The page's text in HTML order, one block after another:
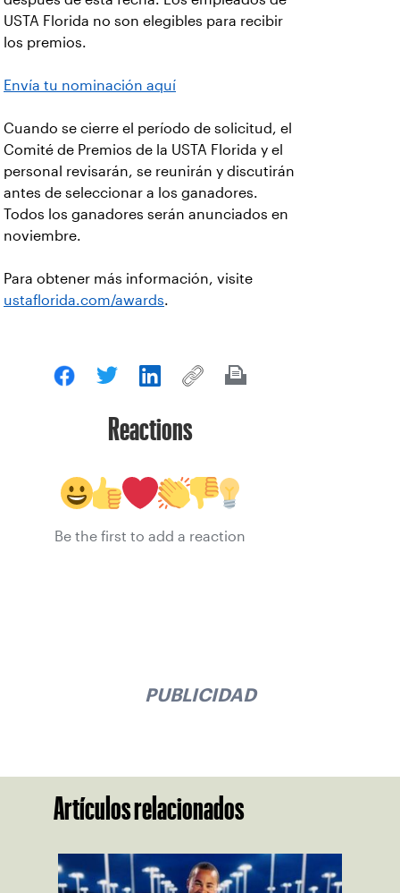
USTA Florida no son elegibles para recibir
los premios.
Envía tu nominación aquí
Cuando se cierre el período de solicitud, el
Comité de Premios de la USTA Florida y el
personal revisarán, se reunirán y discutirán
antes de seleccionar a los ganadores.
Todos los ganadores serán anunciados en
noviembre.
Para obtener más información, visite
ustaflorida.com/awards.
Reactions
Be the first to add a reaction
PUBLICIDAD
Artículos relacionados